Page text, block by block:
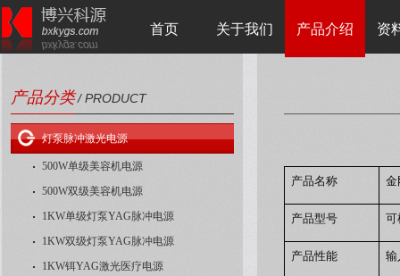
首页 关于我们 产品介绍 资
产品分类/ PRODUCT
灯泵脉冲激光电源
500W单级美容机电源
500W双级美容机电源
1KW单级灯泵YAG脉冲电源
1KW双级灯泵YAG脉冲电源
1KW铒YAG激光医疗电源
产品名称 金
产品型号 可
产品性能 输